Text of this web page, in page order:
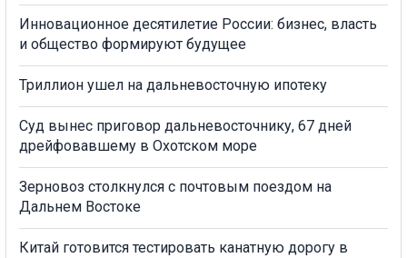
Инновационное десятилетие России: бизнес, власть
и общество формируют будущее
Триллион ушел на дальневосточную ипотеку
Суд вынес приговор дальневосточнику, 67 дней
дрейфовавшему в Охотском море
Зерновоз столкнулся с почтовым поездом на
Дальнем Востоке
Китай готовится тестировать канатную дорогу в